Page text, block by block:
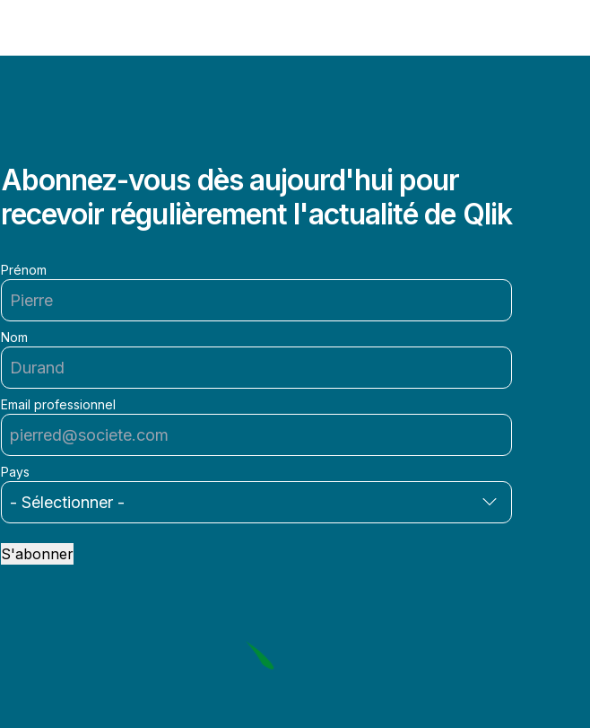
Abonnez-vous dès aujourd'hui pour
recevoir régulièrement l'actualité de Qlik
Prénom
Nom
Email professionnel
Pays
S'abonner